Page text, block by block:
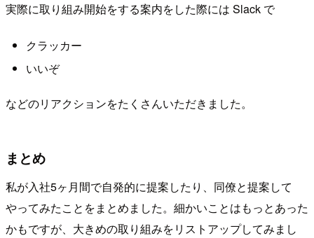
実際に取り組み開始をする案内をした際には Slack で
クラッカー
いいぞ
などのリアクションをたくさんいただきました。
まとめ
私が入社5ヶ月間で自発的に提案したり、同僚と提案して
やってみたことをまとめました。細かいことはもっとあった
かもですが、大きめの取り組みをリストアップしてみまし